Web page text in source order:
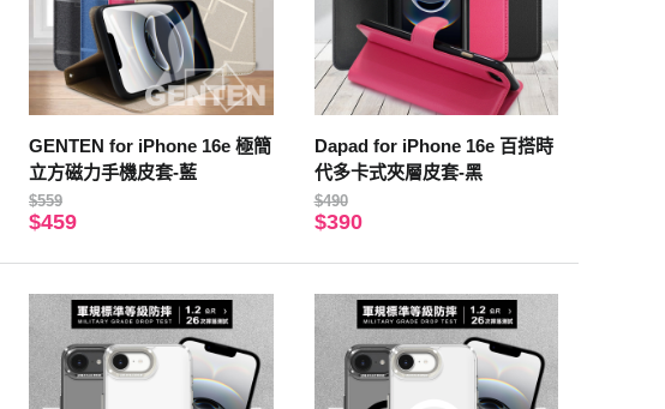
GENTEN for iPhone 16e 極簡
立方磁力手機皮套-藍
$559
$459
Dapad for iPhone 16e 百搭時
代多卡式夾層皮套-黑
$490
$390